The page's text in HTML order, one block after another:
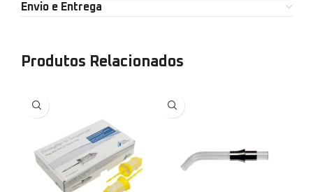
Envio e Entrega
Produtos Relacionados